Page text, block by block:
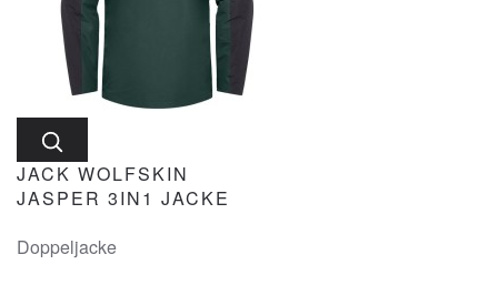
JACK WOLFSKIN
JASPER 3IN1 JACKE
Doppeljacke